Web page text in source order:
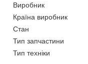
Виробник
Країна виробник
Стан
Тип запчастини
Тип техніки